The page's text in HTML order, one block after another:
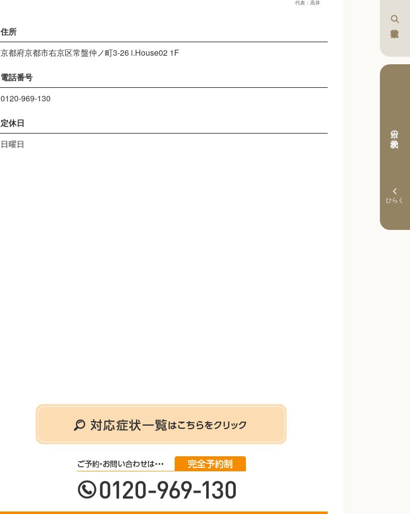
代表：高井
住所
京都府京都市右京区常盤仲ノ町3-26 i.House02 1F
電話番号
0120-969-130
定休日
日曜日
本日の予約状況